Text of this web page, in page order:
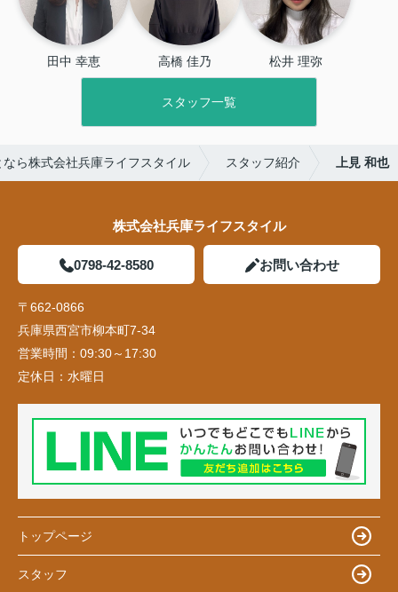
田中 幸恵 高橋 佳乃 松井 理弥
スタッフ一覧
ら株式会社兵庫ライフスタイル スタッフ紹介 上見 和也
株式会社兵庫ライフスタイル
0798-42-8580 お問い合わせ
〒662-0866
兵庫県西宮市柳本町7-34
営業時間： 09:30～17:30
定休日： 水曜日
トップページ
スタッフ